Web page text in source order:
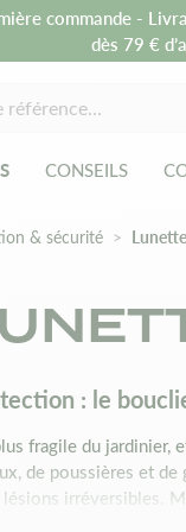
commande -
dès 79 €
CONSEILS
& sécurité
: le
fragile du jardinier,
de poussières et
lésions irréversibles.